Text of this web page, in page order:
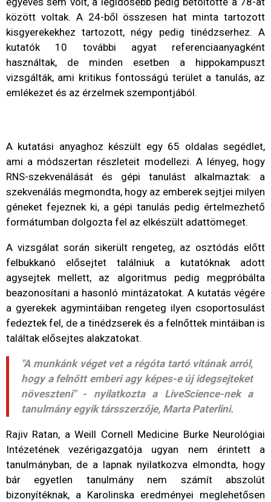
között voltak. A 24-ből összesen hat minta tartozott
kisgyerekekhez tartozott, négy pedig tinédzserhez. A
kutatók 10 további agyat referenciaanyagként
használtak, de minden esetben a hippokampuszt
vizsgálták, ami kritikus fontosságú terület a tanulás, az
emlékezet és az érzelmek szempontjából.
A kutatási anyaghoz készült egy 65 oldalas segédlet,
ami a módszertan részleteit modellezi. A lényeg, hogy
RNS-szekvenálását és gépi tanulást alkalmaztak: a
szekvenálás megmondta, hogy az emberek sejtjei milyen
géneket fejeznek ki, a gépi tanulás pedig értelmezhető
formátumban dolgozta fel az elkészült adattömeget.
A vizsgálat során sikerült rengeteg, az osztódás előtt
felbukkanó elősejtet találniuk a kutatóknak adott
agysejtek mellett, az algoritmus pedig megpróbálta
beazonosítani a hasonló mintázatokat. A kutatás végére
a gyerekek agymintáiban rengeteg ilyen csoportosulást
fedeztek fel, de a tinédzserek és a felnőttek mintáiban is
találtak elősejtes alakzatokat.
"A munkánk véget vet a régóta tartó vitának arról,
hogy a felnőtt emberi agy képes-e új idegsejteket
növeszteni" - nyilatkozta a LiveScience-nek a
tanulmány egyik társszerzője, Marta Paterlini.
Rajiv Ratan, a Weill Cornell Medicine Burke Neurológiai
Intézetének vezérigazgatója ugyan nem érintett a
tanulmányban, de a lapnak nyilatkozva elmondta, hogy
bár egyetlen tanulmány nem számít abszolút
bizonyítéknak, a Karolinska eredményei meglehetősen